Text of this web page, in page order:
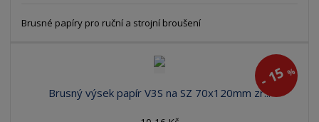
Brusné papíry pro ruční a strojní broušení
-15%
Brusný výsek papír V3S na SZ 70x120mm zr...